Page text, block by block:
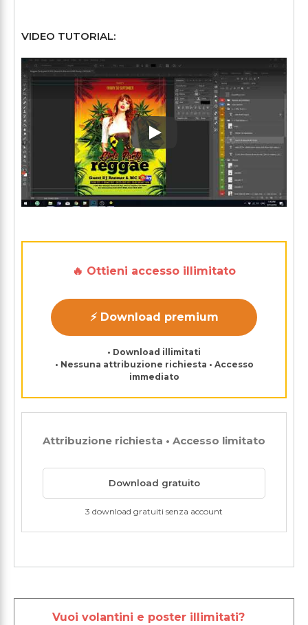
VIDEO TUTORIAL:
Play: Keynote (Google I/O
🔥 Ottieni accesso illimitato
⚡ Download premium
• Download illimitati
• Nessuna attribuzione richiesta • Accesso
immediato
Attribuzione richiesta • Accesso limitato
Download gratuito
3 download gratuiti senza account
Vuoi volantini e poster illimitati?